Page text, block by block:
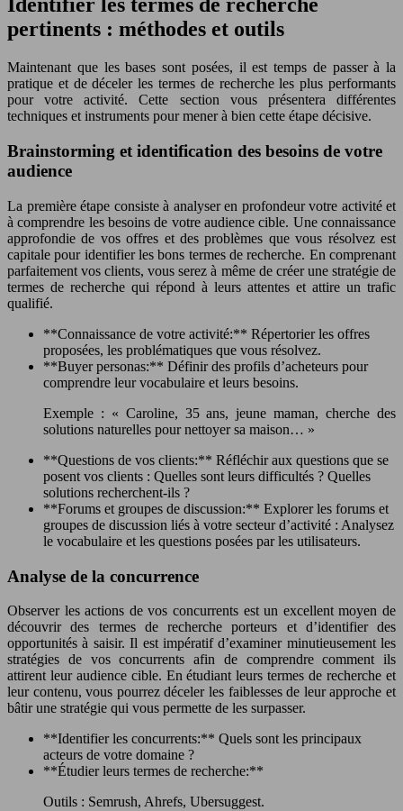
Identifier les termes de recherche
pertinents : méthodes et outils
Maintenant que les bases sont posées, il est temps de passer à la
pratique et de déceler les termes de recherche les plus performants
pour votre activité. Cette section vous présentera différentes
techniques et instruments pour mener à bien cette étape décisive.
Brainstorming et identification des besoins de votre
audience
La première étape consiste à analyser en profondeur votre activité et
à comprendre les besoins de votre audience cible. Une connaissance
approfondie de vos offres et des problèmes que vous résolvez est
capitale pour identifier les bons termes de recherche. En comprenant
parfaitement vos clients, vous serez à même de créer une stratégie de
termes de recherche qui répond à leurs attentes et attire un trafic
qualifié.
**Connaissance de votre activité:** Répertorier les offres
proposées, les problématiques que vous résolvez.
**Buyer personas:** Définir des profils d’acheteurs pour
comprendre leur vocabulaire et leurs besoins.
Exemple : « Caroline, 35 ans, jeune maman, cherche des
solutions naturelles pour nettoyer sa maison… »
**Questions de vos clients:** Réfléchir aux questions que se
posent vos clients : Quelles sont leurs difficultés ? Quelles
solutions recherchent-ils ?
**Forums et groupes de discussion:** Explorer les forums et
groupes de discussion liés à votre secteur d’activité : Analysez
le vocabulaire et les questions posées par les utilisateurs.
Analyse de la concurrence
Observer les actions de vos concurrents est un excellent moyen de
découvrir des termes de recherche porteurs et d’identifier des
opportunités à saisir. Il est impératif d’examiner minutieusement les
stratégies de vos concurrents afin de comprendre comment ils
attirent leur audience cible. En étudiant leurs termes de recherche et
leur contenu, vous pourrez déceler les faiblesses de leur approche et
bâtir une stratégie qui vous permette de les surpasser.
**Identifier les concurrents:** Quels sont les principaux
acteurs de votre domaine ?
**Étudier leurs termes de recherche:**
Outils : Semrush, Ahrefs, Ubersuggest.